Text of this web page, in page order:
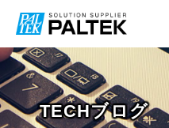
TECHブログ